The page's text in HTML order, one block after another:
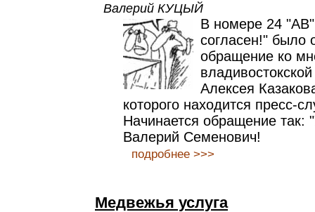
Валерий КУЦЫЙ
В номере 24
согласен!" было
обращение ко
Алексея
которого находится пресс-
Начинается обращение так:
Валерий Семенович!
подробнее >>>
Медвежья услуга